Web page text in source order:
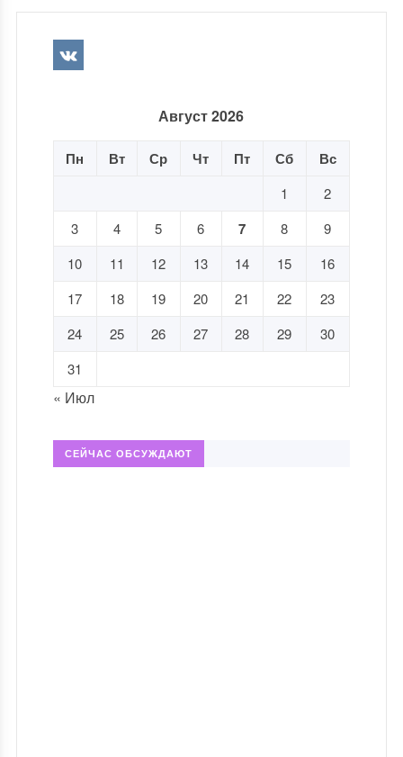
Август 2026
Пн Вт Ср Чт Пт Сб Вс
1
2
3
4 5 6 7 8
9
10
11 12 13 14 15
16
17
18 19 20 21 22
23
24
25 26 27 28 29
30
31
« Июл
СЕЙЧАС ОБСУЖДАЮТ